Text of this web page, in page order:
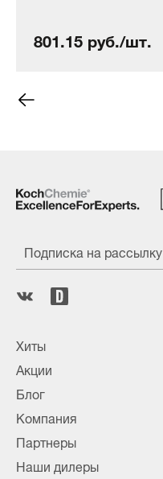
801.15 руб./шт.
Подписка на рассылку
Хиты
Акции
Блог
Компания
Партнеры
Наши дилеры